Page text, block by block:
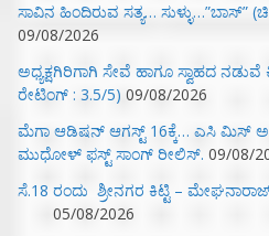
ಸಾವಿನ ಹಿಂದಿರುವ ಸತ್ಯ… ಸುಳ್ಳು…”ಬಾಸ್”
09/08/2026
ಅಧ್ಯಕ್ಷಗಿರಿಗಾಗಿ ಸೇವೆ ಹಾಗೂ ಸ್ವಾಹದ
ರೇಟಿಂಗ್ : 3.5/5) 09/08/2026
ಮೆಗಾ ಆಡಿಷನ್ ಆಗಸ್ಟ್ 16ಕ್ಕೆ… ಎಸಿ ಮಿಸ್
ಮುಧೋಳ್ ಫಸ್ಟ್ ಸಾಂಗ್ ರೀಲಿಸ್. 09/08/
ಸೆ.18 ರಂದು ಶ್ರೀನಗರ ಕಿಟ್ಟಿ –
05/08/2026